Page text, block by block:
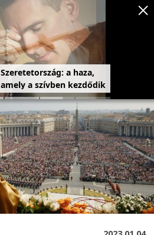
Szeretetország: a haza,
amely a szívben kezdődik